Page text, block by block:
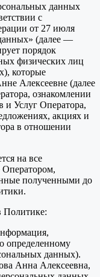
данных
с
от 27 июля
(далее —
порядок
физических лиц
которые
Алексеевне (далее
ознакомлении
и Услуг Оператора,
акциях и
в отношении
на все
Оператором,
полученными до
Политике:
определенному
данных).
Анна Алексеевна,